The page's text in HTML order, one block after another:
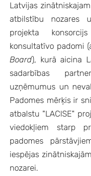
Latvijas
atbilstību nozares
projekta konsorcijs
konsultatīvo padomi
Board), kurā aicina
sadarbības
uzņēmumus un
Padomes mērķis ir
atbalstu "LACISE"
viedokļiem starp
padomes
iespējas
nozarei.